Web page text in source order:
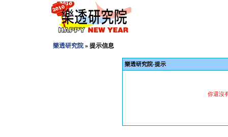
樂透研究院» 提示信息
樂透研究院-提示
你還沒